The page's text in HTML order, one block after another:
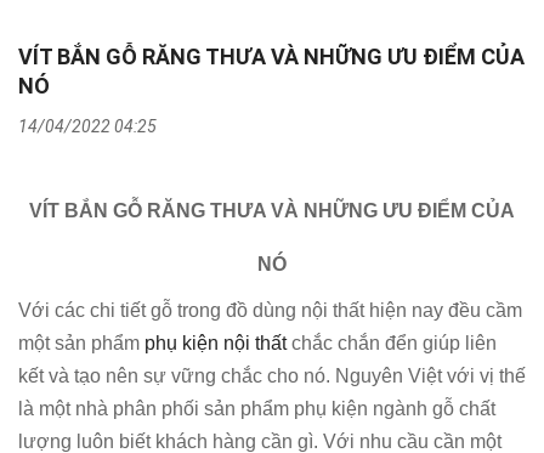
VÍT BẮN GỖ RĂNG THƯA VÀ NHỮNG ƯU ĐIỂM CỦA
NÓ
14/04/2022 04:25
VÍT BẮN GỖ RĂNG THƯA VÀ NHỮNG ƯU ĐIỂM CỦA
NÓ
Với các chi tiết gỗ trong đồ dùng nội thất hiện nay đều cầm
một sản phẩm phụ kiện nội thấtchắc chắn đển giúp liên
kết và tạo nên sự vững chắc cho nó. Nguyên Việt với vị thế
là một nhà phân phối sản phẩm phụ kiện ngành gỗ chất
lượng luôn biết khách hàng cần gì. Với nhu cầu cần một